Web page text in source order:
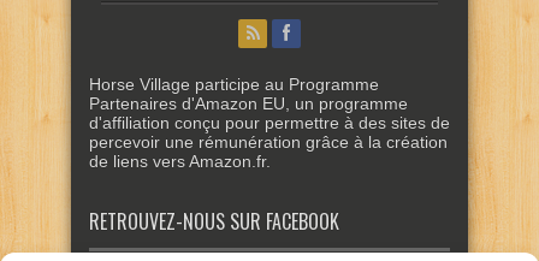
Horse Village participe au Programme
Partenaires d'Amazon EU, un programme
d'affiliation conçu pour permettre à des sites de
percevoir une rémunération grâce à la création
de liens vers Amazon.fr.
RETROUVEZ-NOUS SUR FACEBOOK